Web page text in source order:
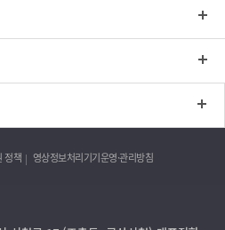
정책 영상정보처리기기운영·관리방침